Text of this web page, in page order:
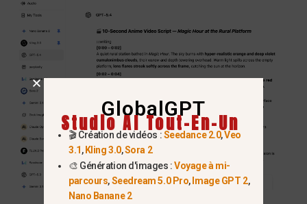
GlobalGPT
Studio AI Tout-En-Un
🎬 Création de vidéos :Seedance 2.0,Veo
3.1, Kling 3.0,Sora 2
🎨 Génération d'images :Voyage à mi-
parcours,Seedream 5.0 Pro, Image GPT 2,
Nano Banane 2